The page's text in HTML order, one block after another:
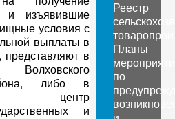
и изъявившие
условия с
выплаты в
в
либо в
центр
и
Реестр
Планы
по